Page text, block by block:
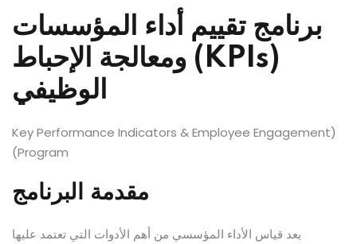
برنامج تقييم أداء المؤسسات
(KPIs) ومعالجة الإحباط
الوظيفي
(Key Performance Indicators & Employee Engagement
Program)
مقدمة البرنامج
يعد قياس الأداء المؤسسي من أهم الأدوات التي تعتمد عليها